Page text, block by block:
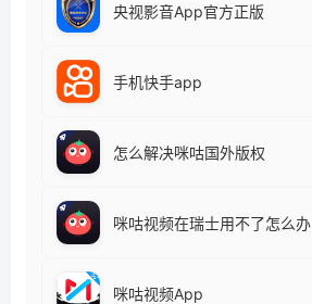
央视影音App官方正版
手机快手app
怎么解决咪咕国外版权
咪咕视频在瑞士用不了怎么办
咪咕视频App